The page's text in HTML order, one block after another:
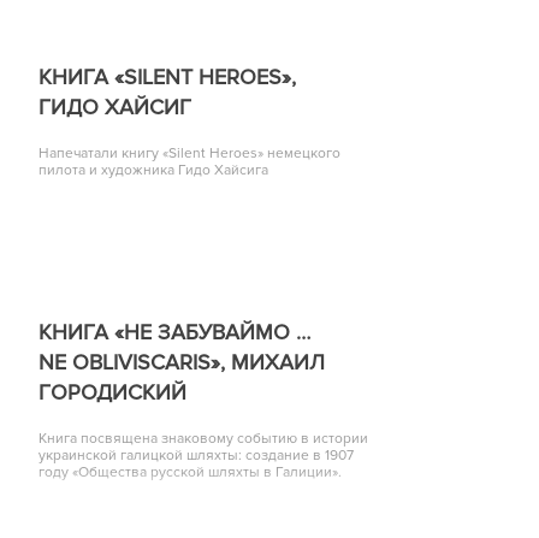
КНИГА «SILENT HEROES»,
ГИДО ХАЙСИГ
Напечатали книгу «Silent Heroes» немецкого
пилота и художника Гидо Хайсига
КНИГА «НЕ ЗАБУВАЙМО …
NE OBLIVISCARIS», МИХАИЛ
ГОРОДИСКИЙ
Книга посвящена знаковому событию в истории
украинской галицкой шляхты: создание в 1907
году «Общества русской шляхты в Галиции».